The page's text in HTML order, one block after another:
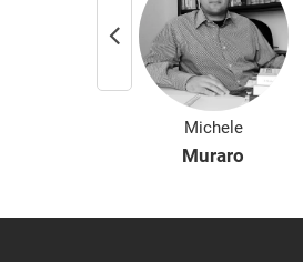
Michele
Muraro